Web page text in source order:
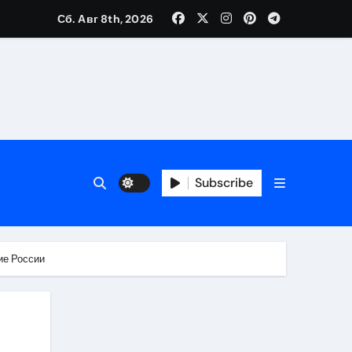
Сб. Авг 8th, 2026
Subscribe
России